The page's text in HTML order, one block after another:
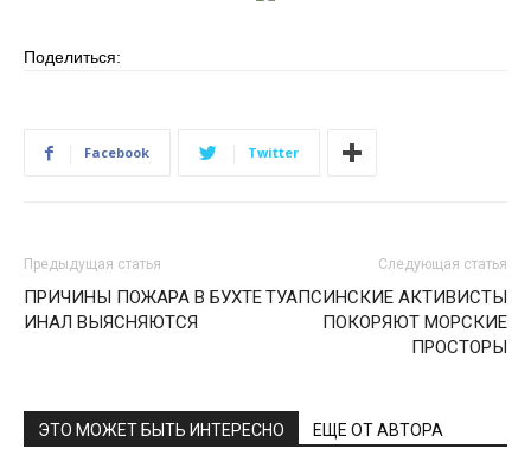
Поделиться:
Facebook Twitter
Предыдущая статья
ПРИЧИНЫ ПОЖАРА В БУХТЕ
ИНАЛ ВЫЯСНЯЮТСЯ
Следующая статья
ТУАПСИНСКИЕ АКТИВИСТЫ
ПОКОРЯЮТ МОРСКИЕ
ПРОСТОРЫ
ЭТО МОЖЕТ БЫТЬ ИНТЕРЕСНО ЕЩЕ ОТ АВТОРА